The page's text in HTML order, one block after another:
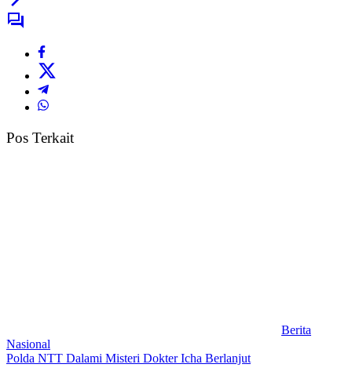
Pos Terkait
Berita
Nasional
Polda NTT Dalami Misteri Dokter Icha Berlanjut